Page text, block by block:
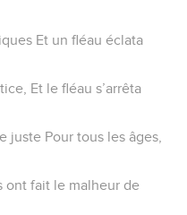
Et un fléau éclata
Et le fléau s’arrêta
juste Pour tous les âges,
ont fait le malheur de